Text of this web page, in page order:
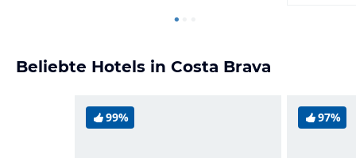
Beliebte Hotels in Costa Brava
99% 97%